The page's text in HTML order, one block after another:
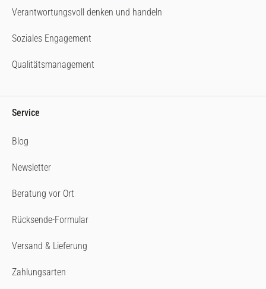
Verantwortungsvoll denken und handeln
Soziales Engagement
Qualitätsmanagement
Service
Blog
Newsletter
Beratung vor Ort
Rücksende-Formular
Versand & Lieferung
Zahlungsarten